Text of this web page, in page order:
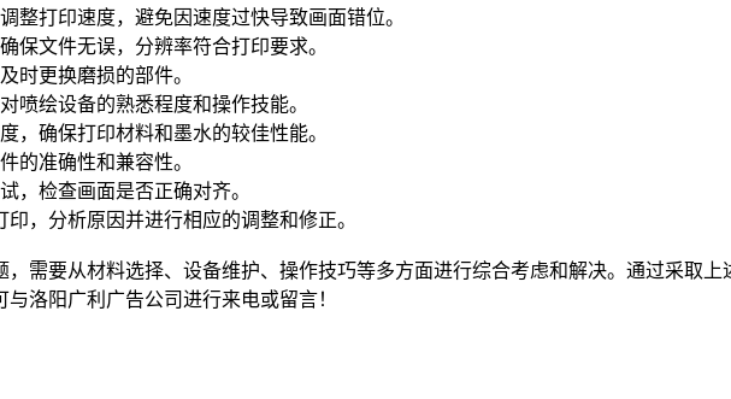
打印速度，避免因速度过快导致画面错位。
文件无误，分辨率符合打印要求。
更换磨损的部件。
绘设备的熟悉程度和操作技能。
确保打印材料和墨水的较佳性能。
件的准确性和兼容性。
，检查画面是否正确对齐。
分析原因并进行相应的调整和修正。
要从材料选择、设备维护、操作技巧等多方面进行综合考虑和解决。通过采取上
洛阳广利广告公司进行来电或留言！